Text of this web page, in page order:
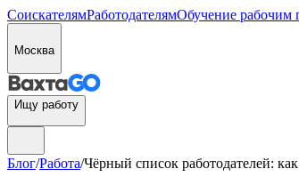
СоискателямРаботодателямОбучение рабочим
Москва
Ищу работу
Блог/Работа/Чёрный список работодателей: